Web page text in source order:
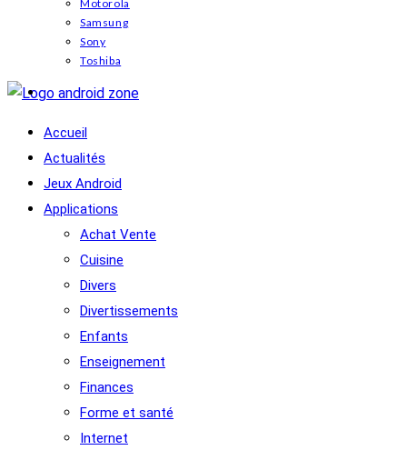
Motorola
Samsung
Sony
Toshiba
Accueil
Actualités
Jeux Android
Applications
Achat Vente
Cuisine
Divers
Divertissements
Enfants
Enseignement
Finances
Forme et santé
Internet